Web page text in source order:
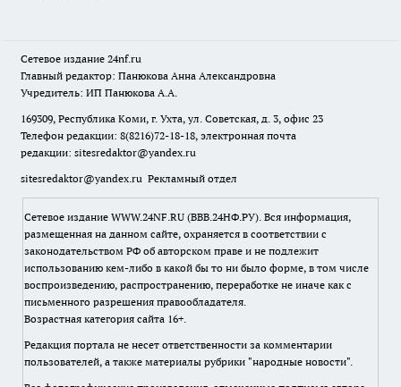
Сетевое издание 24nf.ru
Главный редактор: Панюкова Анна Александровна
Учредитель: ИП Панюкова А.А.
169309, Республика Коми, г. Ухта, ул. Советская, д. 3, офис 23
Телефон редакции: 8(8216)72-18-18, электронная почта
редакции: sitesredaktor@yandex.ru
sitesredaktor@yandex.ru Рекламный отдел
Сетевое издание WWW.24NF.RU (ВВВ.24НФ.РУ). Вся информация,
размещенная на данном сайте, охраняется в соответствии с
законодательством РФ об авторском праве и не подлежит
использованию кем-либо в какой бы то ни было форме, в том числе
воспроизведению, распространению, переработке не иначе как с
письменного разрешения правообладателя.
Возрастная категория сайта 16+.
Редакция портала не несет ответственности за комментарии
пользователей, а также материалы рубрики "народные новости".